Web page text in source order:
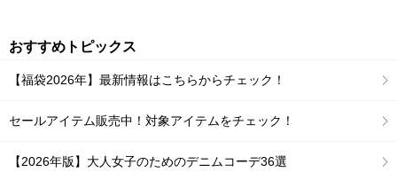
おすすめトピックス
【福袋2026年】最新情報はこちらからチェック！
セールアイテム販売中！対象アイテムをチェック！
【2026年版】大人女子のためのデニムコーデ36選